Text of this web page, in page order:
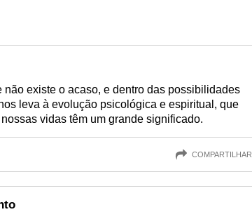
existe o acaso, e dentro das possibilidades
leva à evolução psicológica e espiritual, que
vidas têm um grande significado.
COMPARTILHAR